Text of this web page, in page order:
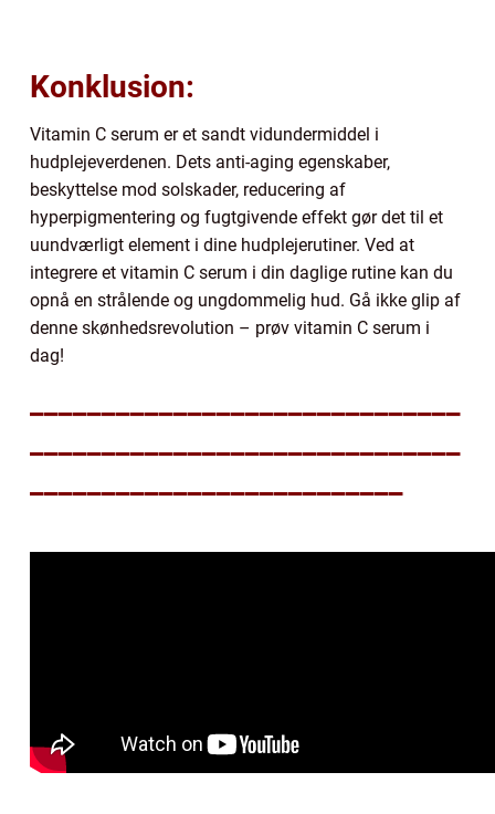
Konklusion:
Vitamin C serum er et sandt vidundermiddel i
hudplejeverdenen. Dets anti-aging egenskaber,
beskyttelse mod solskader, reducering af
hyperpigmentering og fugtgivende effekt gør det til et
uundværligt element i dine hudplejerutiner. Ved at
integrere et vitamin C serum i din daglige rutine kan du
opnå en strålende og ungdommelig hud. Gå ikke glip af
denne skønhedsrevolution – prøv vitamin C serum i
dag!